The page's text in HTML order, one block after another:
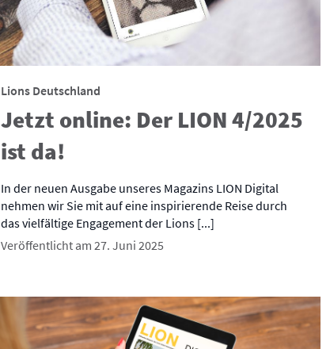
Lions Deutschland
Jetzt online: Der LION 4/2025
ist da!
In der neuen Ausgabe unseres Magazins LION Digital
nehmen wir Sie mit auf eine inspirierende Reise durch
das vielfältige Engagement der Lions [...]
Veröffentlicht am 27. Juni 2025